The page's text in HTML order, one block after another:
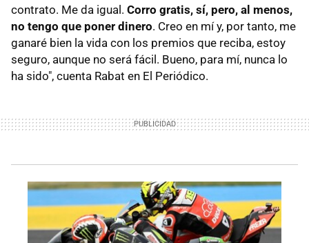
contrato. Me da igual. Corro gratis, sí, pero, al menos,
no tengo que poner dinero. Creo en mí y, por tanto, me
ganaré bien la vida con los premios que reciba, estoy
seguro, aunque no será fácil. Bueno, para mí, nunca lo
ha sido", cuenta Rabat en El Periódico.